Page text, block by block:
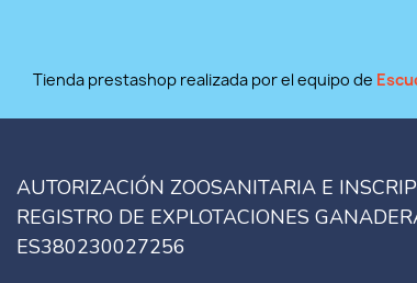
Tienda prestashop realizada por el equipo de
AUTORIZACIÓN ZOOSANITARIA E
REGISTRO DE EXPLOTACIONES
ES380230027256